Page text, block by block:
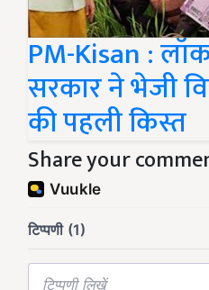
PM-Kisan :
सरकार ने भेजी
की पहली किस्त
Share your